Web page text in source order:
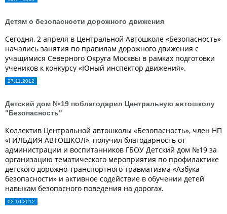
Детям о безопасности дорожного движения
Сегодня, 2 апреля в Центральной Автошколе «Безопасность»
начались занятия по правилам дорожного движения с
учащимися Северного Округа Москвы в рамках подготовки
учеников к конкурсу «Юный инспектор движения».
27.11.2012
Детский дом №19 поблагодарил Центральную автошколу
"Безопасность"
Коллектив Центральной автошколы «Безопасность», член НП
«ГИЛЬДИЯ АВТОШКОЛ», получил благодарность от
администрации и воспитанников ГБОУ Детский дом №19 за
организацию тематического мероприятия по профилактике
детского дорожно-транспортного травматизма «Азбука
безопасности» и активное содействие в обучении детей
навыкам безопасного поведения на дорогах.
02.10.2012